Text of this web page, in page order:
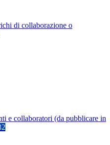
di collaborazione o
e collaboratori (da pubblicare in